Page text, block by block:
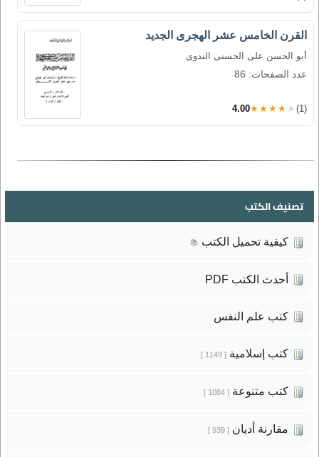
القرن الخامس عشر الهجرى الجديد
أبو الحسن على الحسنى الندوى
عدد الصفحات: 86
4.00★★★★★ (1)
تصنيف الكتب
كيفية تحميل الكتب 📚
أحدث الكتب PDF
كتب علم النفس
كتب إسلامية[ 1149 ]
كتب متنوعة[ 1084 ]
مقارنة أديان[ 939 ]